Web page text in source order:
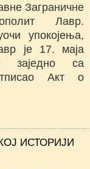
Заграничне
Лавр.
упокојења,
је 17. маја
заједно са
Акт о
ИСТОРИЈИ